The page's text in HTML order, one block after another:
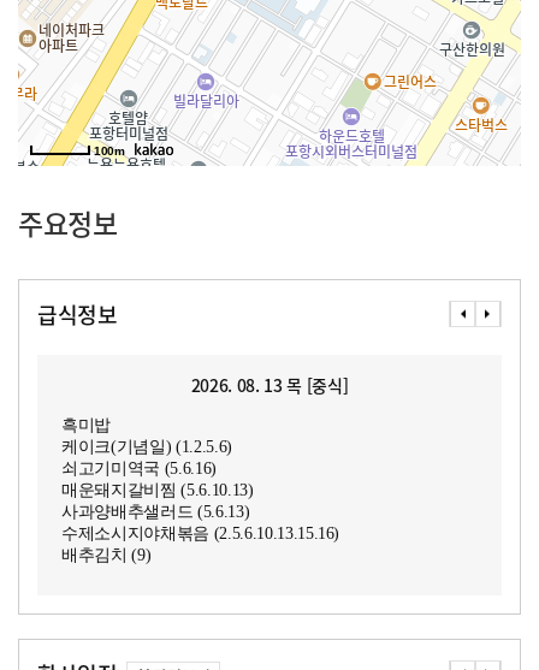
100m
주요정보
급식정보
2026. 08. 13 목 [중식]
흑미밥
케이크(기념일) (1.2.5.6)
쇠고기미역국 (5.6.16)
매운돼지갈비찜 (5.6.10.13)
사과양배추샐러드 (5.6.13)
수제소시지야채볶음 (2.5.6.10.13.15.16)
배추김치 (9)